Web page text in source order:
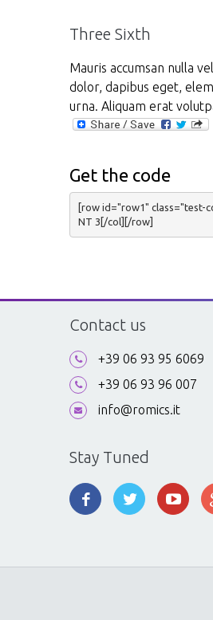
Three Sixth
Mauris accumsan nulla
dolor, dapibus eget,
urna. Aliquam erat
Get the code
[row id="row1" class="test-
NT 3[/col][/row]
Contact us
+39 06 93 95 6069
+39 06 93 96 007
info@romics.it
Stay Tuned